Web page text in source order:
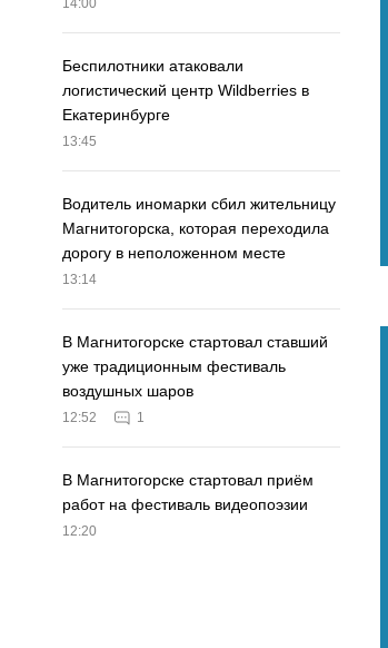
14:00
Беспилотники атаковали
логистический центр Wildberries в
Екатеринбурге
13:45
Водитель иномарки сбил жительницу
Магнитогорска, которая переходила
дорогу в неположенном месте
13:14
В Магнитогорске стартовал ставший
уже традиционным фестиваль
воздушных шаров
12:52 1
В Магнитогорске стартовал приём
работ на фестиваль видеопоэзии
12:20